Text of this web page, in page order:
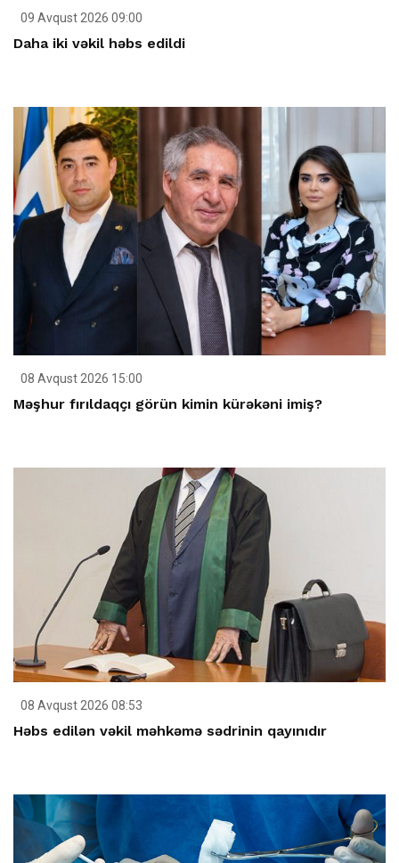
09 Avqust 2026 09:00
Daha iki vəkil həbs edildi
08 Avqust 2026 15:00
Məşhur fırıldaqçı görün kimin kürəkəni imiş?
08 Avqust 2026 08:53
Həbs edilən vəkil məhkəmə sədrinin qayınıdır